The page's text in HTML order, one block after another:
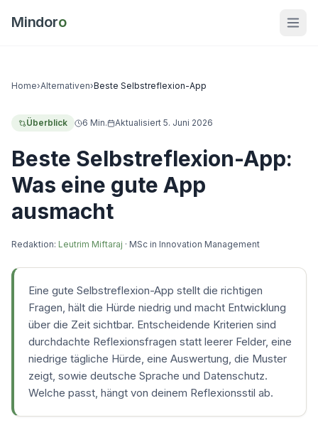
Mindoro
Home›Alternativen›Beste Selbstreflexion-App
Überblick 6 Min. Aktualisiert 5. Juni 2026
Beste Selbstreflexion-App:
Was eine gute App
ausmacht
Redaktion: Leutrim Miftaraj · MSc in Innovation Management
Eine gute Selbstreflexion-App stellt die richtigen
Fragen, hält die Hürde niedrig und macht Entwicklung
über die Zeit sichtbar. Entscheidende Kriterien sind
durchdachte Reflexionsfragen statt leerer Felder, eine
niedrige tägliche Hürde, eine Auswertung, die Muster
zeigt, sowie deutsche Sprache und Datenschutz.
Welche passt, hängt von deinem Reflexionsstil ab.